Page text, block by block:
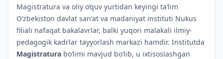
Magistratura va oliy o‘quv yurtidan keyingi ta’lim
O‘zbekiston davlat sanʼat va madaniyat instituti Nukus
filiali nafaqat bakalavrlar, balki yuqori malakali ilmiy-
pedagogik kadrlar tayyorlash markazi hamdir. Institutda
Magistratura bo‘limi mavjud bo‘lib, u ixtisoslashgan